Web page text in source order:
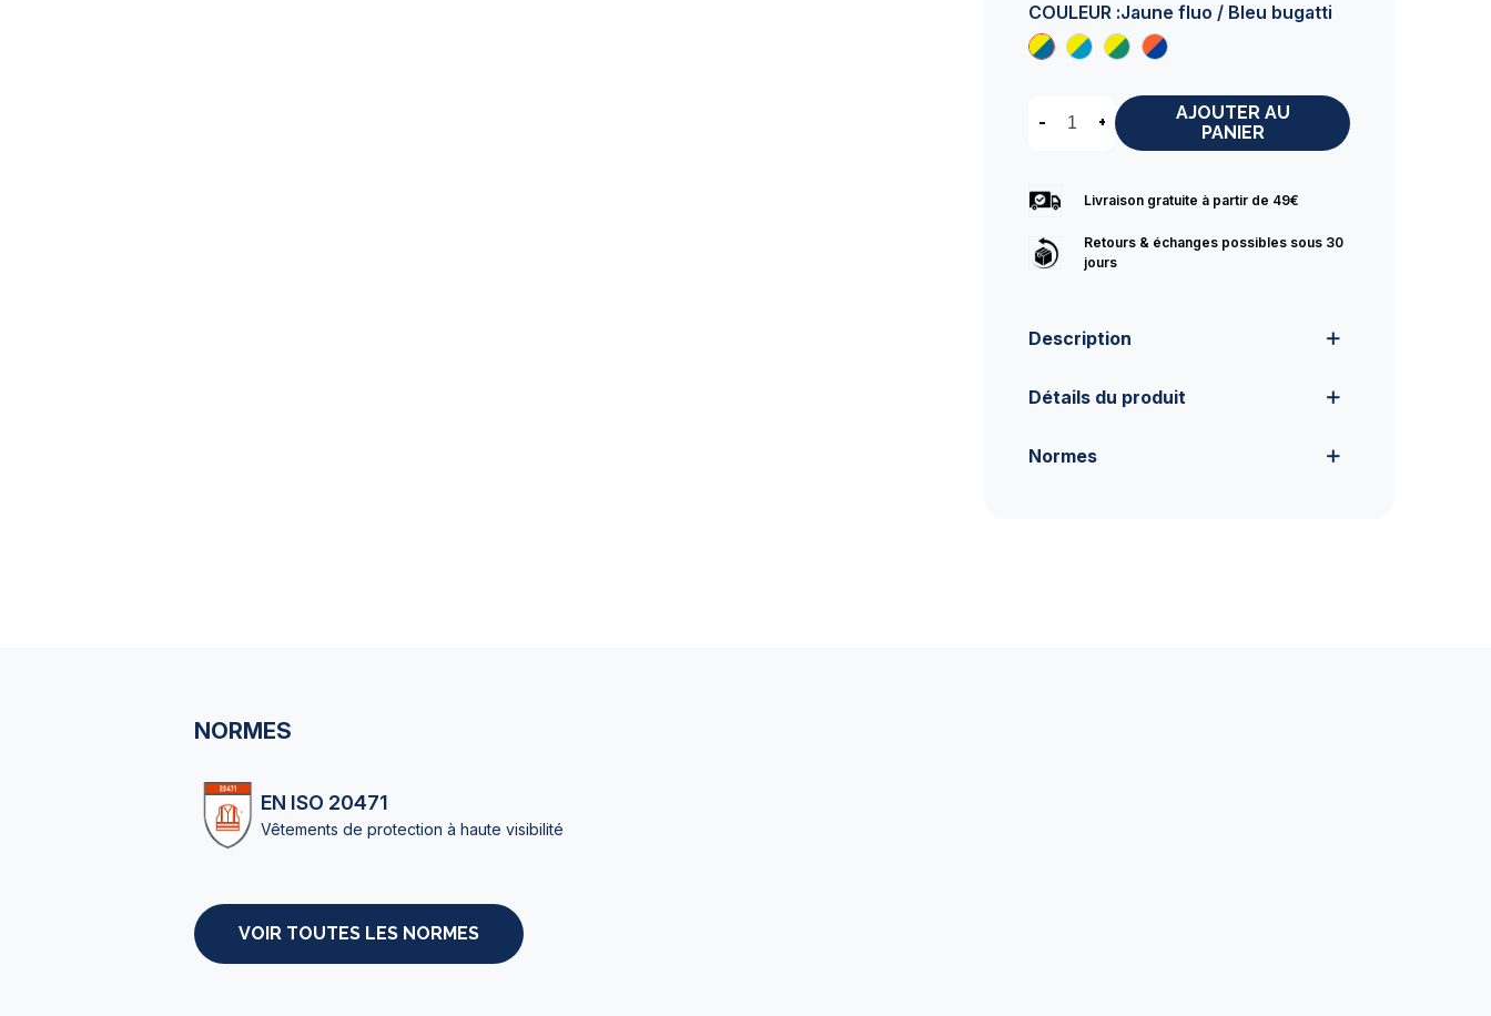
COULEUR :Jaune fluo / Bleu bugatti
- +
AJOUTER AU
PANIER
Livraison gratuite à partir de 49€
Retours & échanges possibles sous 30
jours
Description
Détails du produit
Normes
NORMES
EN ISO 20471
Vêtements de protection à haute visibilité
VOIR TOUTES LES NORMES